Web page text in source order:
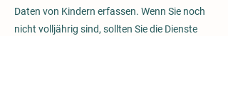
Daten von Kindern erfassen. Wenn Sie noch
nicht volljährig sind, sollten Sie die Dienste